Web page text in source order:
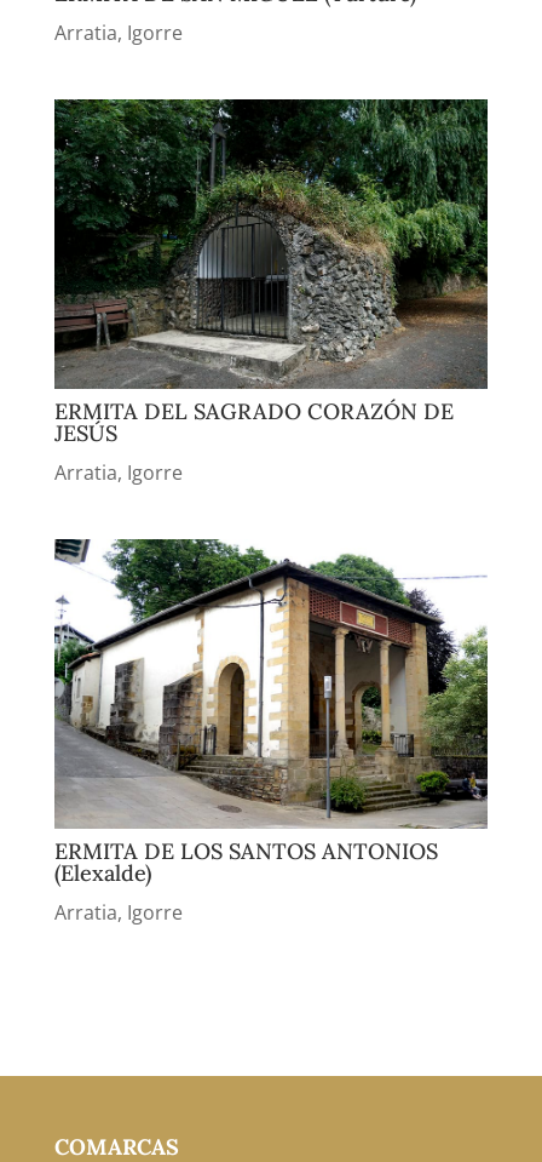
Arratia, Igorre
ERMITA DEL SAGRADO CORAZÓN DE
JESÚS
Arratia, Igorre
ERMITA DE LOS SANTOS ANTONIOS
(Elexalde)
Arratia, Igorre
COMARCAS